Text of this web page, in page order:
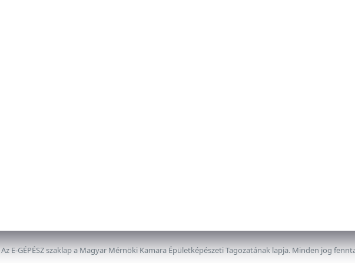
Az E-GÉPÉSZ szaklap a Magyar Mérnöki Kamara Épületképészeti Tagozatának lapja. Minden jog